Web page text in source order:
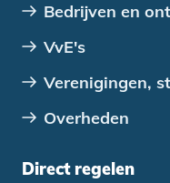
Bedrijven en
VvE's
Verenigingen,
Overheden
Direct regelen